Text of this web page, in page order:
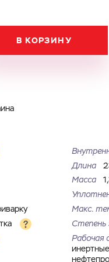
В КОРЗИНУ
Длина
Масса
Макс.
Рабочая